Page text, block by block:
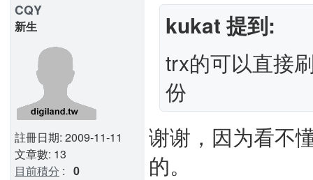
CQY
新生
註冊日期: 2009-11-11
文章數: 13
目前積分 : 0
kukat 提到:
trx的可以直接
份
谢谢，因为看不
的。